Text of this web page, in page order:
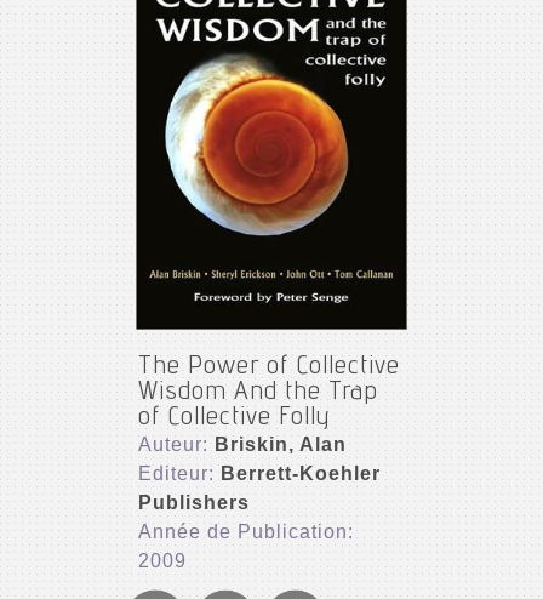
The Power of Collective
Wisdom And the Trap
of Collective Folly
Auteur: Briskin, Alan
Editeur: Berrett-Koehler
Publishers
Année de Publication:
2009